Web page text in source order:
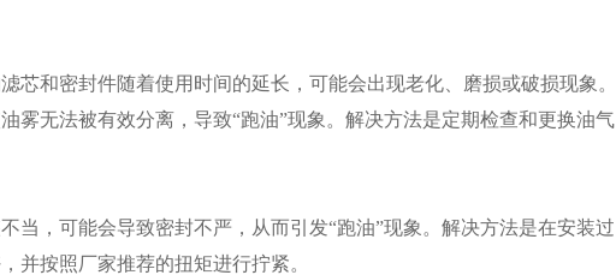
芯和密封件随着使用时间的延长，可能会出现老化、磨损或破损现象。
雾无法被有效分离，导致“跑油”现象。解决方法是定期检查和更换油气
当，可能会导致密封不严，从而引发“跑油”现象。解决方法是在安装过
并按照厂家推荐的扭矩进行拧紧。